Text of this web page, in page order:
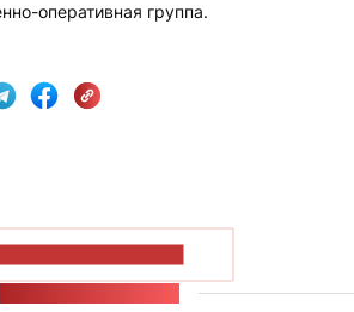
оперативная группа.